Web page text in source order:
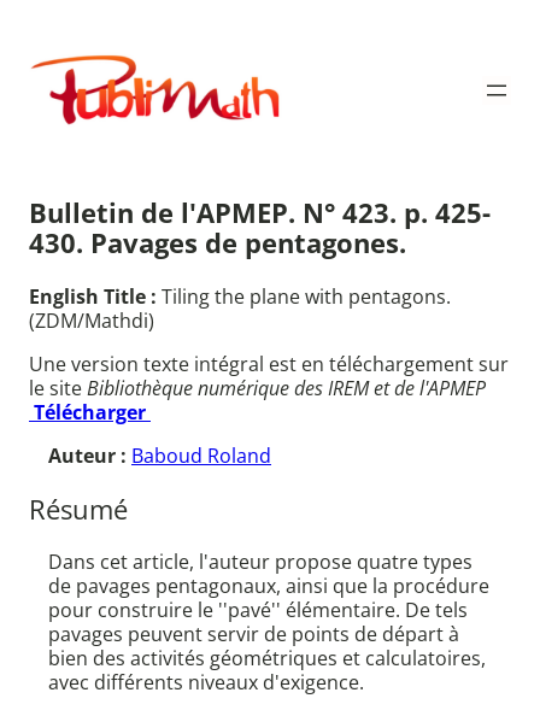
contenu
Publimath
Bulletin de l'APMEP. N° 423. p. 425-
430. Pavages de pentagones.
English Title : Tiling the plane with pentagons.
(ZDM/Mathdi)
Une version texte intégral est en téléchargement sur
le siteBibliothèque numérique des IREM et de l'APMEP
Télécharger
Auteur : Baboud Roland
Résumé
Dans cet article, l'auteur propose quatre types
de pavages pentagonaux, ainsi que la procédure
pour construire le ''pavé'' élémentaire. De tels
pavages peuvent servir de points de départ à
bien des activités géométriques et calculatoires,
avec différents niveaux d'exigence.